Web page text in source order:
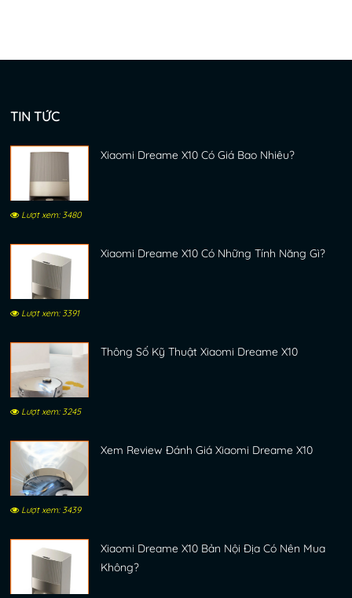
TIN TỨC
Xiaomi Dreame X10 Có Giá Bao Nhiêu?
Lượt xem: 3480
Xiaomi Dreame X10 Có Những Tính Năng Gì?
Lượt xem: 3391
Thông Số Kỹ Thuật Xiaomi Dreame X10
Lượt xem: 3245
Xem Review Đánh Giá Xiaomi Dreame X10
Lượt xem: 3439
Xiaomi Dreame X10 Bản Nội Địa Có Nên Mua
Không?